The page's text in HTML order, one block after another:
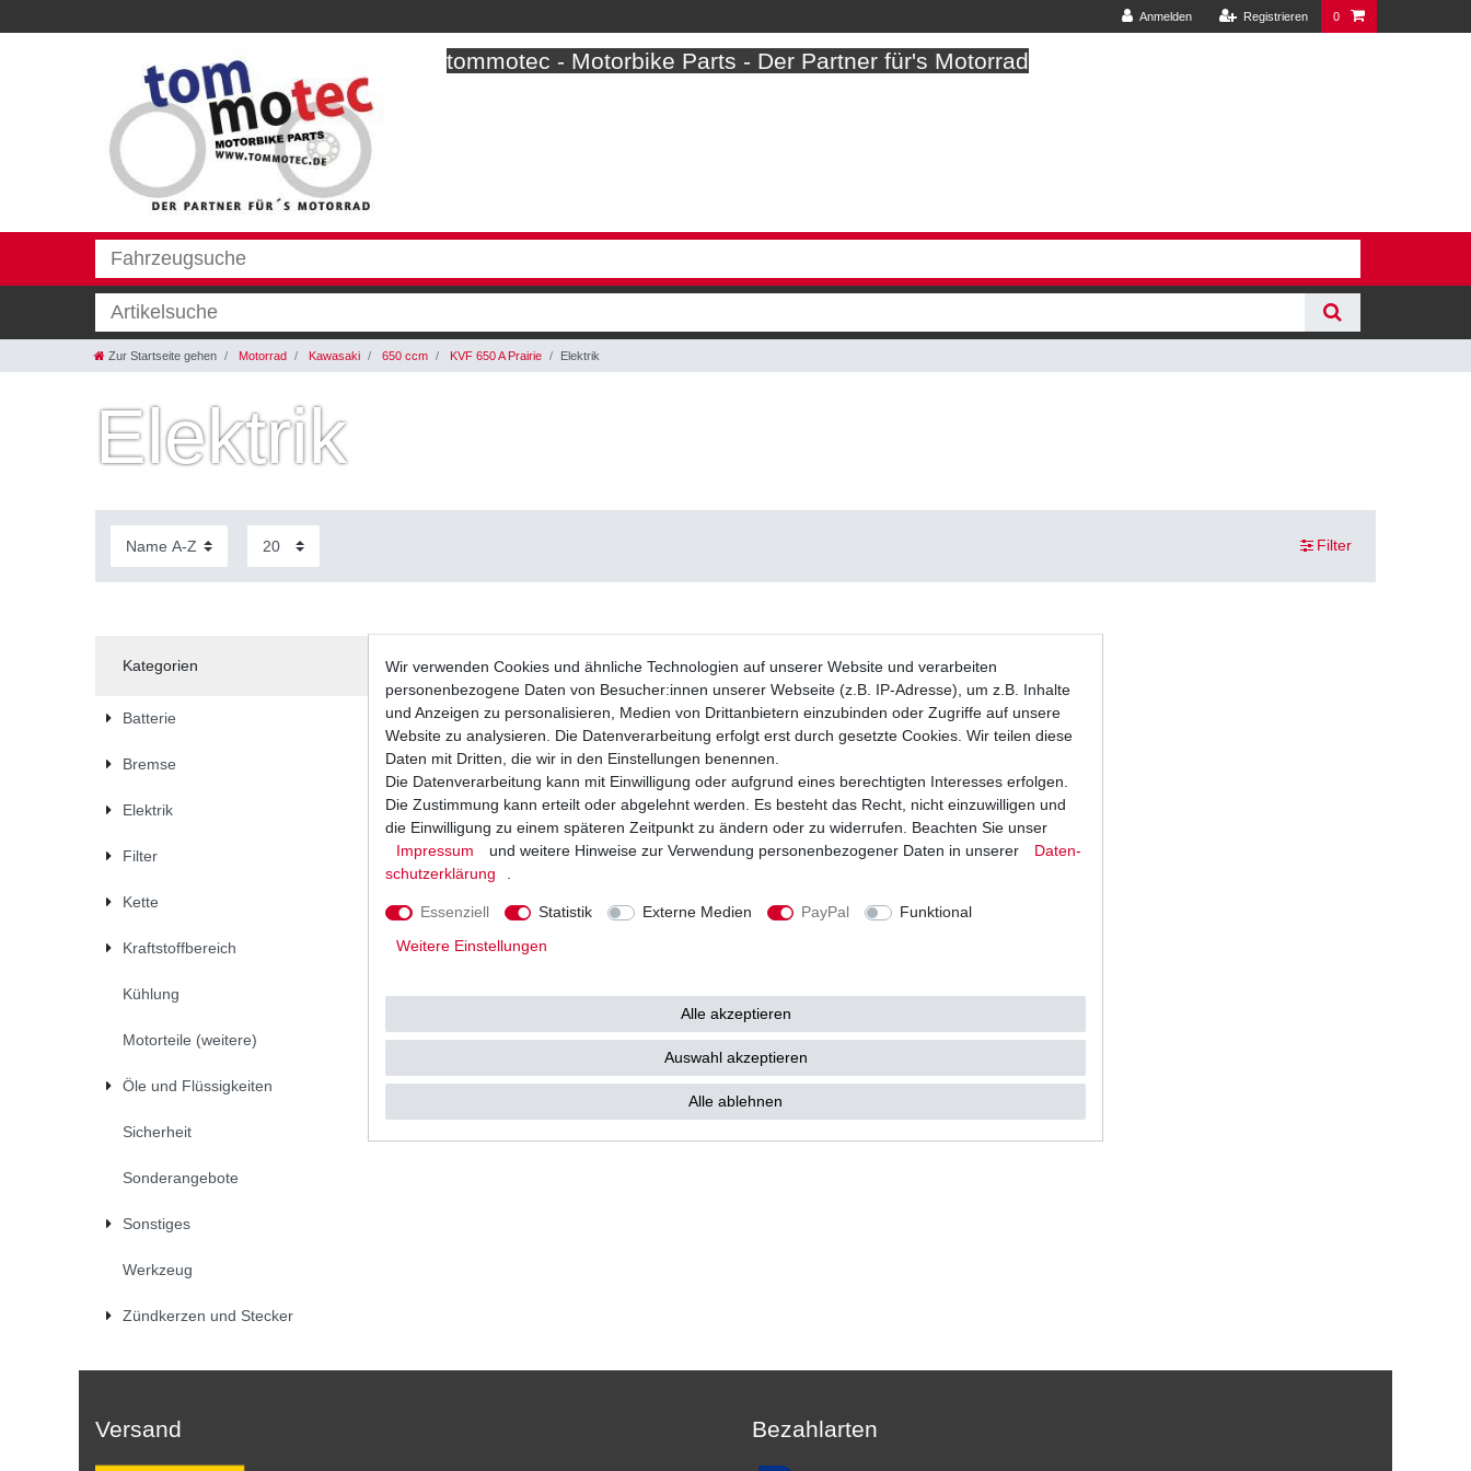
Anmelden Registrieren 0
tommotec - Motorbike Parts - Der Partner für's Motorrad
Zur Startseite gehen Motorrad Kawasaki 650 ccm KVF 650 A Prairie Elektrik
Elektrik
Filter
Kategorien
Batterie
Bremse
Elektrik
Filter
Kette
Kraftstoffbereich
Kühlung
Motorteile (weitere)
Öle und Flüssigkeiten
Sicherheit
Sonderangebote
Sonstiges
Werkzeug
Zündkerzen und Stecker
Zündkerze NGK CR7E Kawasaki KVF 650 Brute
UVP 13,46 € 9,42 € *
*inkl. ges. MwSt.zzgl.Versandkosten
19,80 € *
1 Stück
*inkl. ges. MwSt.zzgl.Versandkosten
Versand Bezahlarten
Wir verwenden Cookies und ähnliche Technologien auf unserer Website und verarbeiten
personenbezogene Daten von Besucher:innen unserer Webseite (z.B. IP-Adresse), um z.B. Inhalte
und Anzeigen zu personalisieren, Medien von Drittanbietern einzubinden oder Zugriffe auf unsere
Website zu analysieren. Die Datenverarbeitung erfolgt erst durch gesetzte Cookies. Wir teilen diese
Daten mit Dritten, die wir in den Einstellungen benennen.
Die Datenverarbeitung kann mit Einwilligung oder aufgrund eines berechtigten Interesses erfolgen.
Die Zustimmung kann erteilt oder abgelehnt werden. Es besteht das Recht, nicht einzuwilligen und
die Einwilligung zu einem späteren Zeitpunkt zu ändern oder zu widerrufen. Beachten Sie unser
Impressum
und weitere Hinweise zur Verwendung personenbezogener Daten in unserer
Daten­
schutz­erklärung
Essenziell Statistik Externe Medien PayPal
Funktional
Weitere Einstellungen
Alle akzeptieren
Auswahl akzeptieren
Alle ablehnen